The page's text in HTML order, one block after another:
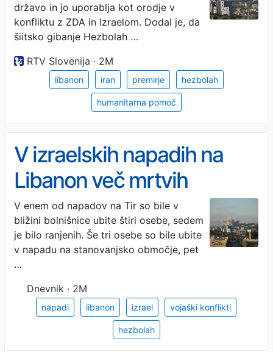
državo in jo uporablja kot orodje v
konfliktu z ZDA in Izraelom. Dodal je, da
šiitsko gibanje Hezbolah …
RTV Slovenija · 2M
libanon iran premirje hezbolah
humanitarna pomoč
V izraelskih napadih na
Libanon več mrtvih
V enem od napadov na Tir so bile v
bližini bolnišnice ubite štiri osebe, sedem
je bilo ranjenih. Še tri osebe so bile ubite
v napadu na stanovanjsko območje, pet
…
Dnevnik · 2M
napadi libanon izrael vojaški konflikti
hezbolah